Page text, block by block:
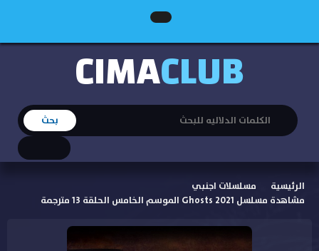
CIMACLUB
الرئيسية
مسلسلات اجنبي
مشاهدة مسلسل Ghosts 2021 الموسم الخامس الحلقة 13 مترجمة